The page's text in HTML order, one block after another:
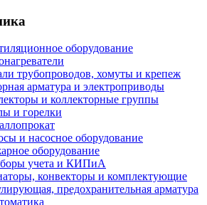
оборудование
трубопроводов, хомуты и крепеж
арматура и электроприводы
и коллекторные группы
и горелки
и насосное оборудование
оборудование
учета и КИПиА
конвекторы и комплектующие
предохранительная арматура